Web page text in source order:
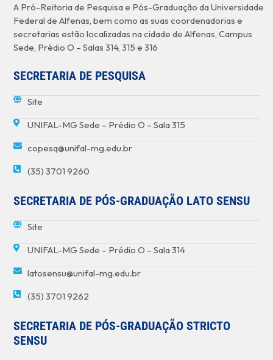
A Pró-Reitoria de Pesquisa e Pós-Graduação da Universidade
Federal de Alfenas, bem como as suas coordenadorias e
secretarias estão localizadas na cidade de Alfenas, Campus
Sede, Prédio O – Salas 314, 315 e 316
SECRETARIA DE PESQUISA
Site
UNIFAL-MG Sede – Prédio O – Sala 315
copesq@unifal-mg.edu.br
(35) 3701 9260
SECRETARIA DE PÓS-GRADUAÇÃO LATO SENSU
Site
UNIFAL-MG Sede – Prédio O – Sala 314
latosensu@unifal-mg.edu.br
(35) 3701 9262
SECRETARIA DE PÓS-GRADUAÇÃO STRICTO
SENSU